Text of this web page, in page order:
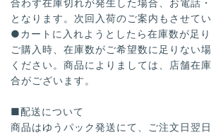
となります。次回入荷のご案内もさせてい
●カートに入れようとしたら在庫数が足
ご購入時、在庫数がご希望数に足りない
ください。商品によりましては、店舗在
合がございます。
■配送について
商品はゆうパック発送にて、ご注文日翌